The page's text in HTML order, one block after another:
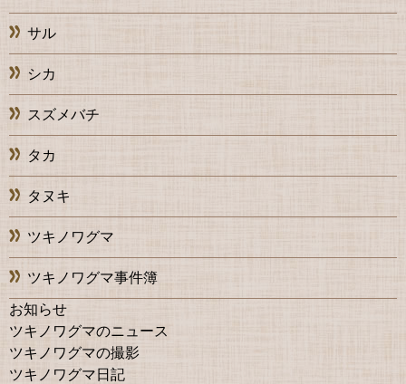
サル
シカ
スズメバチ
タカ
タヌキ
ツキノワグマ
ツキノワグマ事件簿
お知らせ
ツキノワグマのニュース
ツキノワグマの撮影
ツキノワグマ日記